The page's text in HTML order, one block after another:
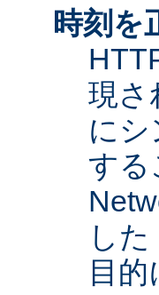
時刻を
現さ
に
する
し
目